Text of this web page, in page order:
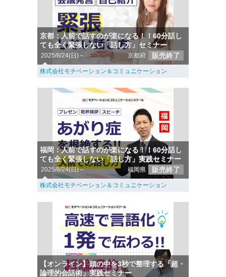
京都：人前で話すのが楽になる！！60分話し
ても全く緊張しない「話し方」セミナー
2025/8/24(日)～ 京都府 販売終了
株式会社モチベーション＆コミュニケーション
福岡：人前で話すのが楽になる！！60分話し
ても全く緊張しない「話し方」実践セミナー
2025/8/24(日)～ 福岡県 販売終了
株式会社モチベーション＆コミュニケーション
【オンライン】頭の中を3秒で整理する「超・
論理的会話術」実践セミナー